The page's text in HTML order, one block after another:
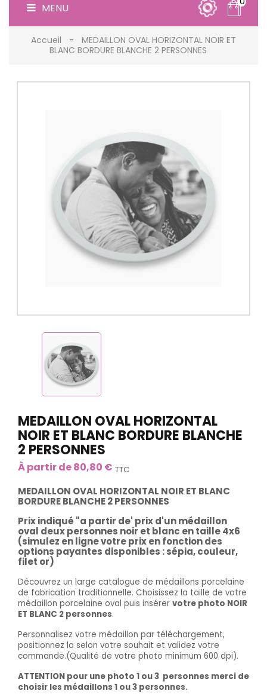
MENU
Accueil
MEDAILLON OVAL HORIZONTAL NOIR ET
BLANC BORDURE BLANCHE 2 PERSONNES
MEDAILLON OVAL HORIZONTAL
NOIR ET BLANC BORDURE BLANCHE
2 PERSONNES
À partir de 80,80 € TTC
MEDAILLON OVAL HORIZONTAL NOIR ET BLANC
BORDURE BLANCHE 2 PERSONNES
Prix indiqué "a partir de' prix d'un médaillon
oval deux personnes noir et blanc en taille 4x6
(simulez en ligne votre prix en fonction des
options payantes disponibles : sépia, couleur,
filet or)
Découvrez un large catalogue de médaillons porcelaine
de fabrication traditionnelle. Choisissez la taille de votre
médaillon porcelaine oval puis insérer votre photo NOIR
ET BLANC 2 personnes.
Personnalisez votre médaillon par téléchargement,
positionnez la selon votre souhait et validez votre
commande.(Qualité de votre photo minimum 600 dpi).
ATTENTION pour une photo 1 ou 3 personnes merci de
choisir les médaillons 1 ou 3 personnes.